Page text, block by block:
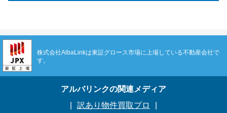
株式会社AlbaLinkは東証グロース市場に上場している不動産会社で
す。
アルバリンクの関連メディア
訳あり物件買取プロ